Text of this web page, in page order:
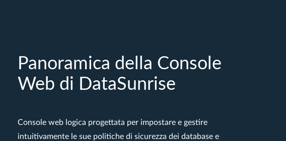
Panoramica della Console
Web di DataSunrise
Console web logica progettata per impostare e gestire
intuitivamente le sue politiche di sicurezza dei database e